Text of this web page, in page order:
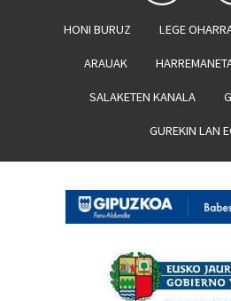
HONI BURUZ LEGE
ARAUAK
SALAKETEN KANALA
GUREKIN LAN